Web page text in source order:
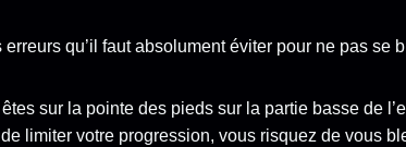
erreurs qu’il faut absolument éviter pour ne pas se
sur la pointe des pieds sur la partie basse de
limiter votre progression, vous risquez de vous